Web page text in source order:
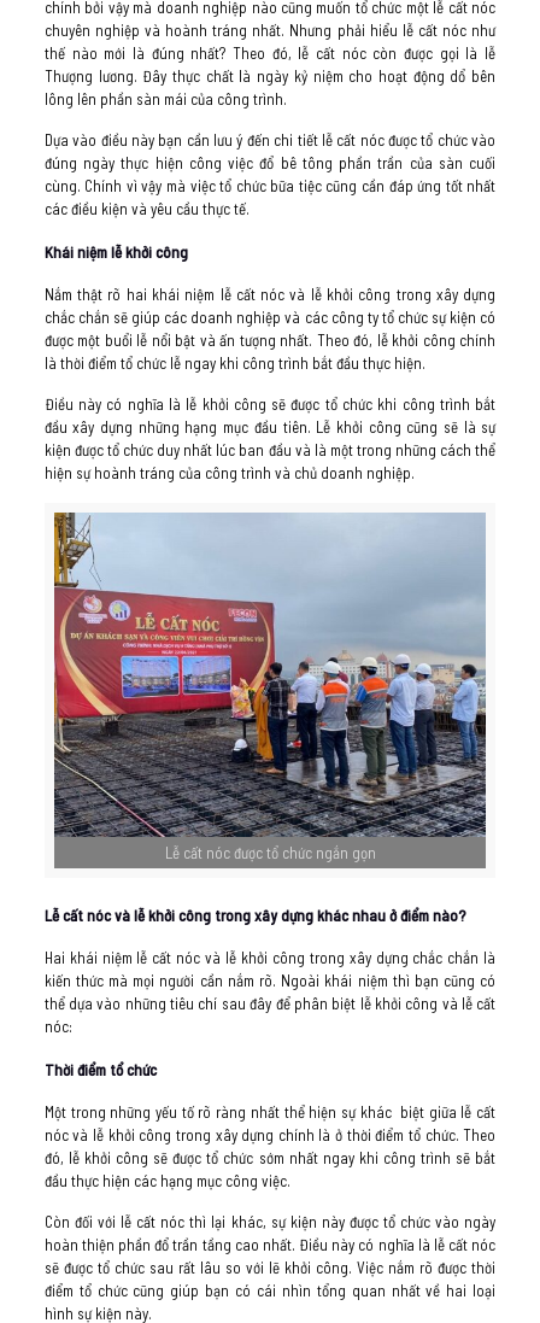
chính bởi vậy mà doanh nghiệp nào cũng muốn tổ chức một lễ cất nóc
chuyên nghiệp và hoành tráng nhất. Nhưng phải hiểu lễ cất nóc như
thế nào mới là đúng nhất? Theo đó, lễ cất nóc còn được gọi là lễ
Thượng lương. Đây thực chất là ngày kỷ niệm cho hoạt động dổ bên
lông lên phần sàn mái của công trình.
Dựa vào điều này bạn cần lưu ý đến chi tiết lễ cất nóc được tổ chức vào
đúng ngày thực hiện công việc đổ bê tông phần trần của sàn cuối
cùng. Chính vì vậy mà việc tổ chức bữa tiệc cũng cần đáp ứng tốt nhất
các điều kiện và yêu cầu thực tế.
Khái niệm lễ khởi công
Nắm thật rõ hai khái niệm lễ cất nóc và lễ khởi công trong xây dựng
chắc chắn sẽ giúp các doanh nghiệp và các công ty tổ chức sự kiện có
được một buổi lễ nổi bật và ấn tượng nhất. Theo đó, lễ khởi công chính
là thời điểm tổ chức lễ ngay khi công trình bắt đầu thực hiện.
Điều này có nghĩa là lễ khởi công sẽ được tổ chức khi công trình bắt
đầu xây dựng những hạng mục đầu tiên. Lễ khởi công cũng sẽ là sự
kiện được tổ chức duy nhất lúc ban đầu và là một trong những cách thể
hiện sự hoành tráng của công trình và chủ doanh nghiệp.
Lễ cất nóc được tổ chức ngắn gọn
Lễ cất nóc và lễ khởi công trong xây dựng khác nhau ở điểm nào?
Hai khái niệm lễ cất nóc và lễ khởi công trong xây dựng chắc chắn là
kiến thức mà mọi người cần nắm rõ. Ngoài khái niệm thì bạn cũng có
thể dựa vào những tiêu chí sau đây để phân biệt lễ khởi công và lễ cất
nóc:
Thời điểm tổ chức
Một trong những yếu tố rõ ràng nhất thể hiện sự khác biệt giữa lễ cất
nóc và lễ khởi công trong xây dựng chính là ở thời điểm tổ chức. Theo
đó, lễ khởi công sẽ được tổ chức sớm nhất ngay khi công trình sẽ bắt
đầu thực hiện các hạng mục công việc.
Còn đối với lễ cất nóc thì lại khác, sự kiện này được tổ chức vào ngày
hoàn thiện phần đổ trần tầng cao nhất. Điều này có nghĩa là lễ cất nóc
sẽ được tổ chức sau rất lâu so với lẽ khởi công. Việc nắm rõ được thời
điểm tổ chức cũng giúp bạn có cái nhìn tổng quan nhất về hai loại
hình sự kiện này.